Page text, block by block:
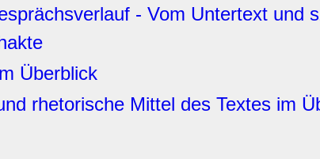
- Vom Untertext und
Überblick
rhetorische Mittel des Textes im